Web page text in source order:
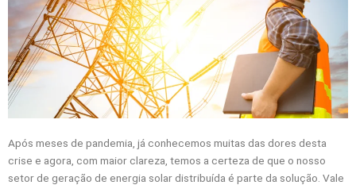
Após meses de pandemia, já conhecemos muitas das dores desta
crise e agora, com maior clareza, temos a certeza de que o nosso
setor de geração de energia solar distribuída é parte da solução. Vale